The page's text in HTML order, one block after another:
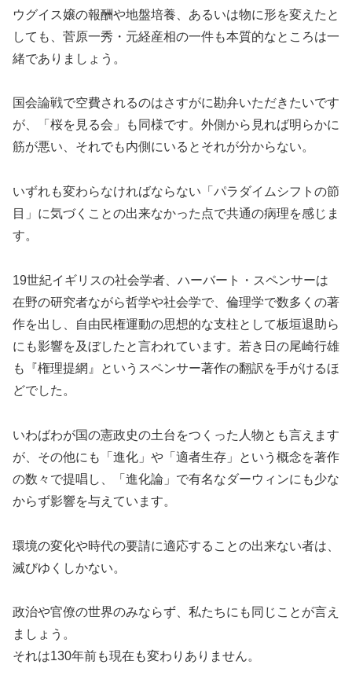
ウグイス嬢の報酬や地盤培養、あるいは物に形を変えたと
しても、菅原一秀・元経産相の一件も本質的なところは一
緒でありましょう。
国会論戦で空費されるのはさすがに勘弁いただきたいです
が、「桜を見る会」も同様です。外側から見れば明らかに
筋が悪い、それでも内側にいるとそれが分からない。
いずれも変わらなければならない「パラダイムシフトの節
目」に気づくことの出来なかった点で共通の病理を感じま
す。
19世紀イギリスの社会学者、ハーバート・スペンサーは
在野の研究者ながら哲学や社会学で、倫理学で数多くの著
作を出し、自由民権運動の思想的な支柱として板垣退助ら
にも影響を及ぼしたと言われています。若き日の尾崎行雄
も『権理提網』というスペンサー著作の翻訳を手がけるほ
どでした。
いわばわが国の憲政史の土台をつくった人物とも言えます
が、その他にも「進化」や「適者生存」という概念を著作
の数々で提唱し、「進化論」で有名なダーウィンにも少な
からず影響を与えています。
環境の変化や時代の要請に適応することの出来ない者は、
滅びゆくしかない。
政治や官僚の世界のみならず、私たちにも同じことが言え
ましょう。
それは130年前も現在も変わりありません。